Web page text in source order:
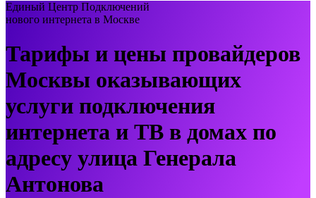
Единый Центр Подключений
нового интернета в Москве
Тарифы и цены провайдеров
Москвы оказывающих
услуги подключения
интернета и ТВ в домах по
адресу улица Генерала
Антонова